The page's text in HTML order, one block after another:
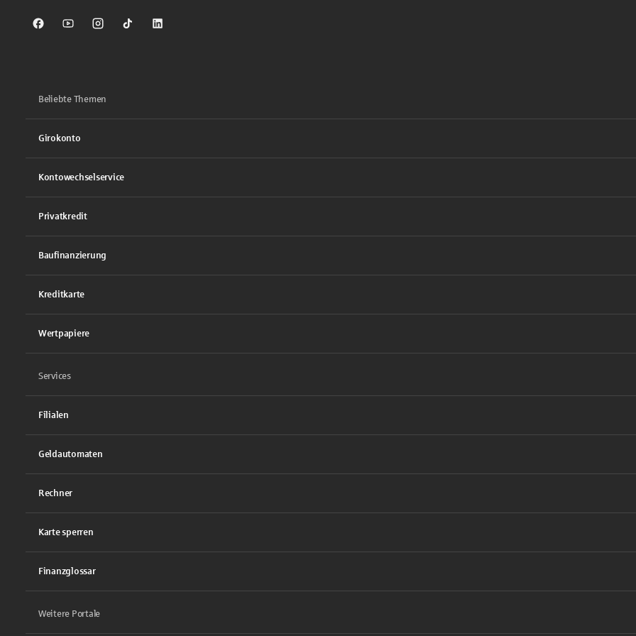
Sparkasse auf Facebook
Sparkasse auf Youtube
Sparkasse auf Instagram
Sparkasse auf TikTok
Sparkasse auf LinkedIn
Beliebte Themen
Girokonto
Kontowechselservice
Privatkredit
Baufinanzierung
Kreditkarte
Wertpapiere
Services
Filialen
Geldautomaten
Rechner
Karte sperren
Finanzglossar
Weitere Portale